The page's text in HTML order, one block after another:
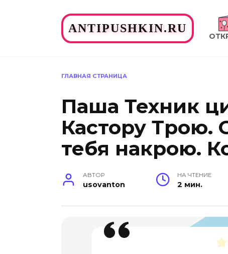
ANTIPUSHKIN.RU
ГЛАВНАЯ СТРАНИЦА
Паша Техник
Кастору Трою.
тебя накрою.
АВТОР
usovanton
НА ЧТЕНИЕ
2 мин.